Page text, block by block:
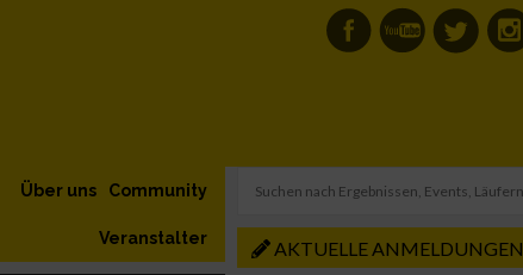
Community
Über uns
Veranstalter AKTUELLE ANMELDUNGEN